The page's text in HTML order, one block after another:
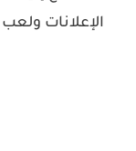
الإعلانات